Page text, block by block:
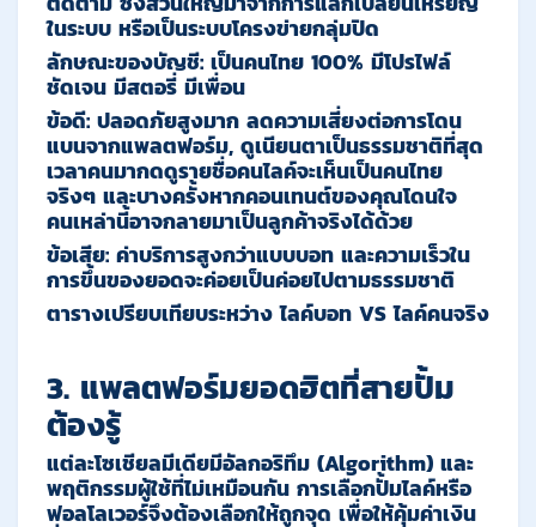
ในระบบ หรือเป็นระบบโครงข่ายกลุ่มปิด
ลักษณะของบัญชี: เป็นคนไทย 100% มีโปรไฟล์
ชัดเจน มีสตอรี่ มีเพื่อน
ข้อดี: ปลอดภัยสูงมาก ลดความเสี่ยงต่อการโดน
แบนจากแพลตฟอร์ม, ดูเนียนตาเป็นธรรมชาติที่สุด
เวลาคนมากดดูรายชื่อคนไลค์จะเห็นเป็นคนไทย
จริงๆ และบางครั้งหากคอนเทนต์ของคุณโดนใจ
คนเหล่านี้อาจกลายมาเป็นลูกค้าจริงได้ด้วย
ข้อเสีย: ค่าบริการสูงกว่าแบบบอท และความเร็วใน
การขึ้นของยอดจะค่อยเป็นค่อยไปตามธรรมชาติ
ตารางเปรียบเทียบระหว่าง ไลค์บอท VS ไลค์คนจริง
3. แพลตฟอร์มยอดฮิตที่สายปั้ม
ต้องรู้
แต่ละโซเชียลมีเดียมีอัลกอริทึม (Algorithm) และ
พฤติกรรมผู้ใช้ที่ไม่เหมือนกัน การเลือกปั้มไลค์หรือ
ฟอลโลเวอร์จึงต้องเลือกให้ถูกจุด เพื่อให้คุ้มค่าเงิน